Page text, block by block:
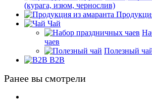
(курага, изюм, чернослив)
Чай
чаев
Полезный
B2B
Ранее вы смотрели